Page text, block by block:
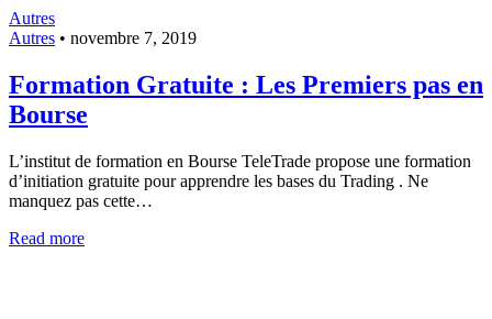
Autres
Autres • novembre 7, 2019
Formation Gratuite : Les Premiers pas en
Bourse
L’institut de formation en Bourse TeleTrade propose une formation
d’initiation gratuite pour apprendre les bases du Trading . Ne
manquez pas cette…
Read more